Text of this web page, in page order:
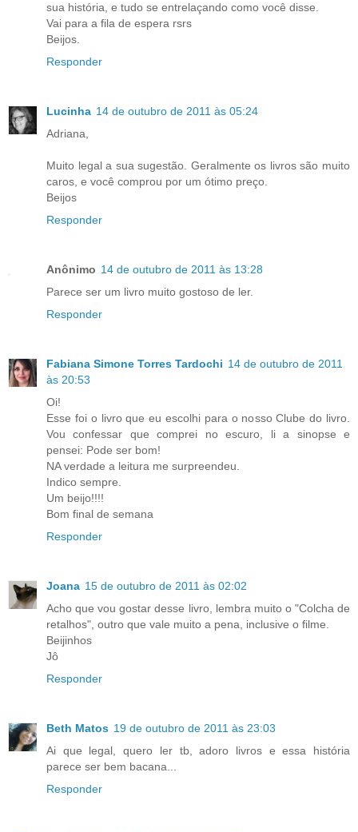
sua história, e tudo se entrelaçando como você disse.
Vai para a fila de espera rsrs
Beijos.
Responder
Lucinha 14 de outubro de 2011 às 05:24
Adriana,
Muito legal a sua sugestão. Geralmente os livros são muito
caros, e você comprou por um ótimo preço.
Beijos
Responder
Anônimo 14 de outubro de 2011 às 13:28
Parece ser um livro muito gostoso de ler.
Responder
Fabiana Simone Torres Tardochi 14 de outubro de 2011
às 20:53
Oi!
Esse foi o livro que eu escolhi para o nosso Clube do livro.
Vou confessar que comprei no escuro, li a sinopse e
pensei: Pode ser bom!
NA verdade a leitura me surpreendeu.
Indico sempre.
Um beijo!!!!
Bom final de semana
Responder
Joana 15 de outubro de 2011 às 02:02
Acho que vou gostar desse livro, lembra muito o "Colcha de
retalhos", outro que vale muito a pena, inclusive o filme.
Beijinhos
Jô
Responder
Beth Matos 19 de outubro de 2011 às 23:03
Ai que legal, quero ler tb, adoro livros e essa história
parece ser bem bacana...
Responder